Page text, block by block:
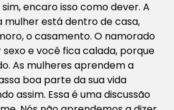
encaro isso como dever. A
está dentro de casa,
o casamento. O namorado
e você fica calada, porque
As mulheres aprendem a
boa parte da sua vida
assim. Essa é uma discussão